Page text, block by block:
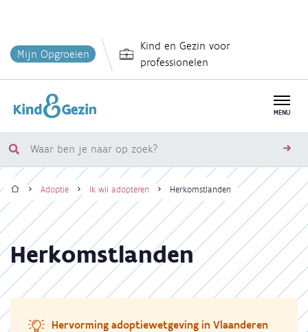
en
inhoud
Mijn Opgroeien
Kind en Gezin voor
professionelen
MENU
Waar
ben
je
naar
op
zoek?
Kruimelpad
HomeAdoptie Ik wil adopteren Herkomstlanden
Herkomstlanden
Hervorming adoptiewetgeving in Vlaanderen